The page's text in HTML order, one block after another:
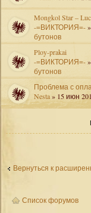
Mongkol Star –
-=ВИКТОРИЯ=-
бутонов
Ploy-prakai
-=ВИКТОРИЯ=-
бутонов
Проблема с
Nesta» 15 июн
Вернуться к
Список форумов